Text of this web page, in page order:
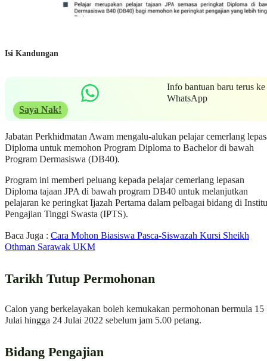
Isi Kandungan
Info bantuan baru terus ke
WhatsApp
Saya Nak!
Jabatan Perkhidmatan Awam mengalu-alukan pelajar cemerlang
Diploma untuk memohon Program Diploma to Bachelor di bawah
Program Dermasiswa (DB40).
Program ini memberi peluang kepada pelajar cemerlang lepasan
Diploma tajaan JPA di bawah program DB40 untuk melanjutkan
pelajaran ke peringkat Ijazah Pertama dalam pelbagai bidang di
Pengajian Tinggi Swasta (IPTS).
Baca Juga : Cara Mohon Biasiswa Pasca-Siswazah Kursi Sheikh
Othman Sarawak UKM
Tarikh Tutup Permohonan
Calon yang berkelayakan boleh kemukakan permohonan bermula 15
Julai hingga 24 Julai 2022 sebelum jam 5.00 petang.
Bidang Pengajian